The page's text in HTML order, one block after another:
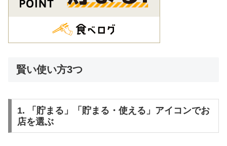
賢い使い方3つ
1. 「貯まる」「貯まる・使える」アイコンでお
店を選ぶ